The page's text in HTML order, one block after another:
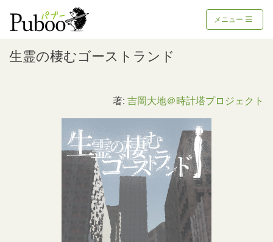
メニュー
生霊の棲むゴーストランド
著: 吉岡大地＠時計塔プロジェクト